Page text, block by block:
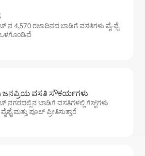
4,570 ರಜಾದಿನದ ಬಾಡಿಗೆ ವಸತಿಗಳು ವೈ-ಫೈ
ಒಳಗೊಂಡಿವೆ
ಜನಪ್ರಿಯ ವಸತಿ ಸೌಕರ್ಯಗಳು
ಬಾಡಿಗೆ ವಸತಿಗಳಲ್ಲಿ ಗೆಸ್ಟ್‌ಗಳು
ಮತ್ತು ಪೂಲ್ ಪ್ರೀತಿಸುತ್ತಾರೆ